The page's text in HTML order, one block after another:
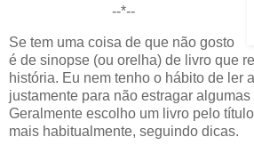
--*--
Se tem uma coisa de que não gosto
é de sinopse (ou orelha) de livro que
história. Eu nem tenho o hábito de ler
justamente para não estragar
Geralmente escolho um livro pelo
mais habitualmente, seguindo dicas.